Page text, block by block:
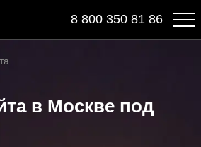
8 800 350 81 86
в Москве под